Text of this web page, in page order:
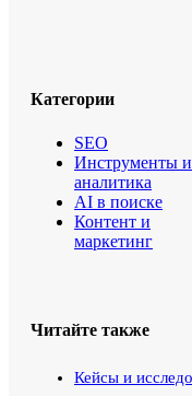
Категории
SEO
Инструменты и
аналитика
AI в поиске
Контент и
маркетинг
Читайте также
Кейсы и